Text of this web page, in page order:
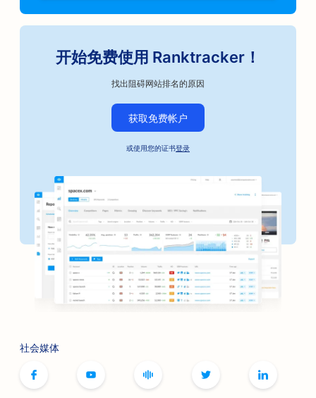
开始免费使用 Ranktracker！
找出阻碍网站排名的原因
获取免费帐户
或使用您的证书登录
社会媒体